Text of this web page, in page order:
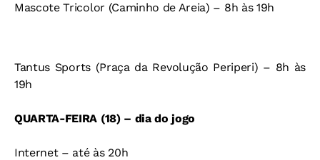
Mascote Tricolor (Caminho de Areia) – 8h às 19h
Tantus Sports (Praça da Revolução Periperi) – 8h às
19h
QUARTA-FEIRA (18) – dia do jogo
Internet – até às 20h